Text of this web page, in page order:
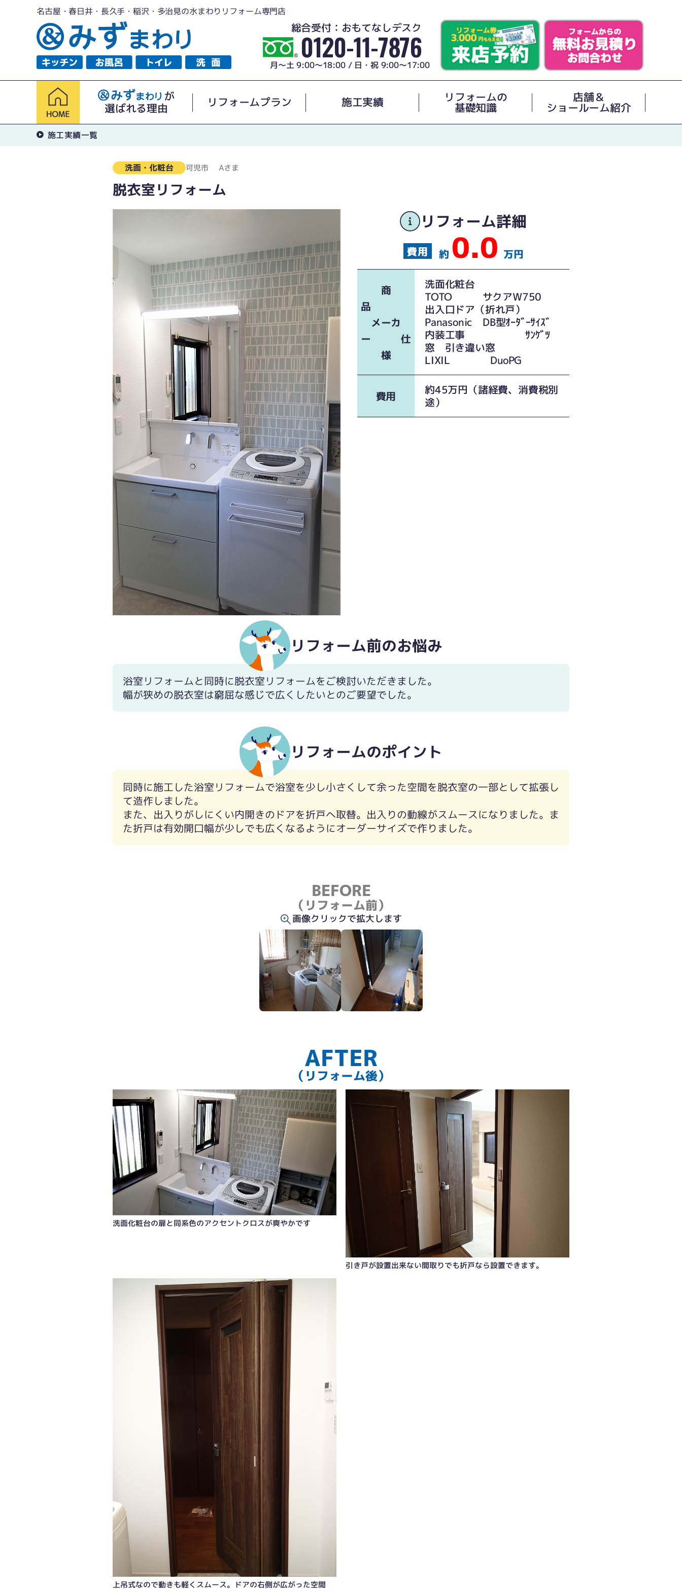
名古屋・春日井・長久手・稲沢・多治見の水まわりリフォーム専門店
総合受付：おもてなしデスク
0120-11-7876
月～土 9:00～18:00 / 日・祝 9:00～17:00
が
選ばれる理由
リフォームプラン 施工実績 リフォームの
基礎知識
店舗＆
ショールーム紹介
施工実績一覧
洗面・化粧台 可児市 Aさま
脱衣室リフォーム
リフォーム詳細
約 0.0 万円
商
品
メーカ
ー 仕
様
洗面化粧台
TOTO サクアW750
出入口ドア（折れ戸）
Panasonic DB型ｵｰﾀﾞｰｻｲｽﾞ
内装工事 ｻﾝｹﾞﾂ
窓 引き違い窓
LIXIL DuoPG
費用
約45万円（諸経費、消費税別
途）
リフォーム前のお悩み
浴室リフォームと同時に脱衣室リフォームをご検討いただきました。
幅が狭めの脱衣室は窮屈な感じで広くしたいとのご要望でした。
リフォームのポイント
同時に施工した浴室リフォームで浴室を少し小さくして余った空間を脱衣室の一部として拡張し
て造作しました。
また、出入りがしにくい内開きのドアを折戸へ取替。出入りの動線がスムースになりました。ま
た折戸は有効開口幅が少しでも広くなるようにオーダーサイズで作りました。
BEFORE
（リフォーム前）
画像クリックで拡大します
浴室の入り口をふさぐように開くドア
AFTER
（リフォーム後）
洗面化粧台の扉と同系色のアクセントクロスが爽やかです
引き戸が設置出来ない間取りでも折戸なら設置できます。
上吊式なので動きも軽くスムース。ドアの右側が広がった空間
洗面化粧台の扉と同系色のアクセントクロスが爽やかです
引き戸が設置出来ない間取りでも折戸なら設置できます。
上吊式なので動きも軽くスムース。ドアの右側が広がった空間